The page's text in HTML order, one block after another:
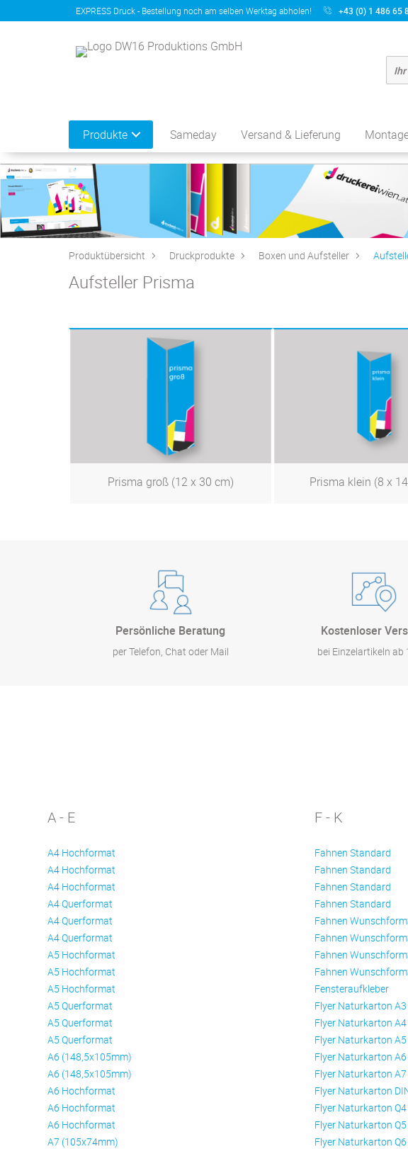
EXPRESS Druck - Bestellung noch am selben Werktag abholen! +43 (0) 1 486 65
Produkte Sameday Versand & Lieferung
Produktübersicht Druckprodukte Boxen und Aufsteller
Aufsteller Prisma
Prisma groß (12 x 30 cm) Prisma klein (8 x
Persönliche Beratung
per Telefon, Chat oder Mail
Kostenloser
bei Einzelartikeln ab
A - E
A4 Hochformat
A4 Hochformat
A4 Hochformat
A4 Querformat
A4 Querformat
A4 Querformat
A5 Hochformat
A5 Hochformat
A5 Hochformat
A5 Querformat
A5 Querformat
A5 Querformat
A6 (148,5x105mm)
A6 (148,5x105mm)
A6 Hochformat
A6 Hochformat
A6 Hochformat
A7 (105x74mm)
F - K
Fahnen Standard
Fahnen Standard
Fahnen Standard
Fahnen Standard
Fahnen
Fahnen
Fahnen
Fahnen
Fensteraufkleber
Flyer Naturkarton A3
Flyer Naturkarton A4
Flyer Naturkarton A5
Flyer Naturkarton A6
Flyer Naturkarton A7
Flyer Naturkarton
Flyer Naturkarton Q4
Flyer Naturkarton Q5
Flyer Naturkarton Q6